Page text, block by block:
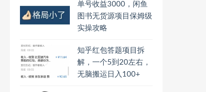
单号收益3000，闲鱼
图书无货源项目保姆级
实操攻略
知乎红包答题项目拆
解，一个5到20左右，
无脑搬运日入100+